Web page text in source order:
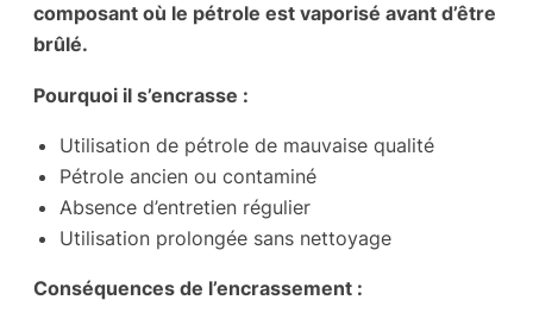
composant où le pétrole est vaporisé avant d’être
brûlé.
Pourquoi il s’encrasse :
Utilisation de pétrole de mauvaise qualité
Pétrole ancien ou contaminé
Absence d’entretien régulier
Utilisation prolongée sans nettoyage
Conséquences de l’encrassement :